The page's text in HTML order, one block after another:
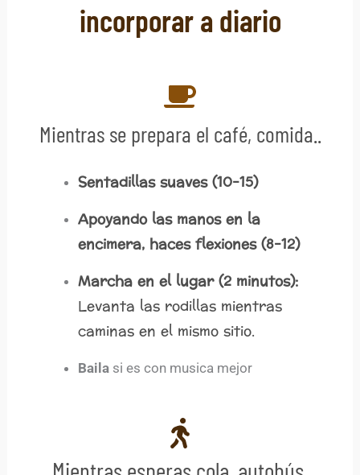
incorporar a diario
Mientras se prepara el café, comida..
Sentadillas suaves (10-15)
Apoyando las manos en la
encimera, haces flexiones (8-12)
Marcha en el lugar (2 minutos):
Levanta las rodillas mientras
caminas en el mismo sitio.
Baila‌ si es con musica mejor